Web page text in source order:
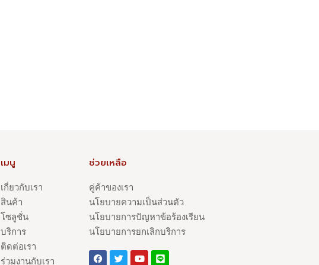
เมนู
เกี่ยวกับเรา
สินค้า
โซลูชั่น
บริการ
ติดต่อเรา
ร่วมงานกับเรา
ช่วยเหลือ
คู่ค้าของเรา
นโยบายความเป็นส่วนตัว
นโยบายการปัญหาข้อร้องเรียน
นโยบายการยกเลิกบริการ